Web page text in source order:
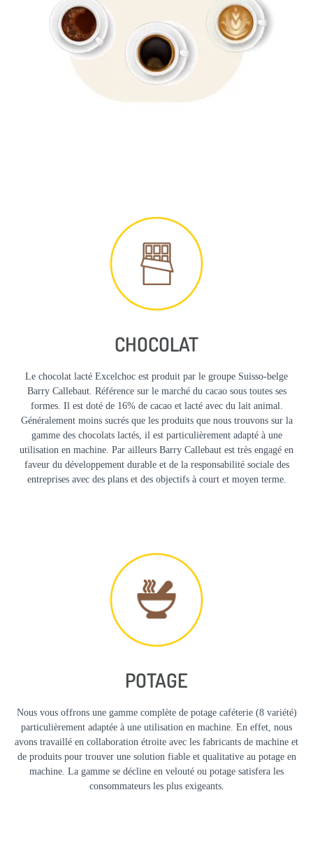
CHOCOLAT
Le chocolat lacté Excelchoc est produit par le groupe Suisso-belge
Barry Callebaut. Référence sur le marché du cacao sous toutes ses
formes. Il est doté de 16% de cacao et lacté avec du lait animal.
Généralement moins sucrés que les produits que nous trouvons sur la
gamme des chocolats lactés, il est particulièrement adapté à une
utilisation en machine. Par ailleurs Barry Callebaut est très engagé en
faveur du développement durable et de la responsabilité sociale des
entreprises avec des plans et des objectifs à court et moyen terme.
POTAGE
Nous vous offrons une gamme complète de potage caféterie (8 variété)
particulièrement adaptée à une utilisation en machine. En effet, nous
avons travaillé en collaboration étroite avec les fabricants de machine et
de produits pour trouver une solution fiable et qualitative au potage en
machine. La gamme se décline en velouté ou potage satisfera les
consommateurs les plus exigeants.